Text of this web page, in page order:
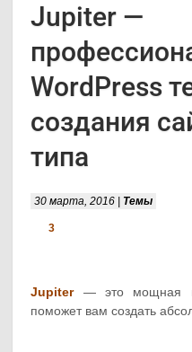
Jupiter —
WordPress
создания
типа
30 марта, 2016 | Темы
3
Jupiter— это мощная
поможет вам создать